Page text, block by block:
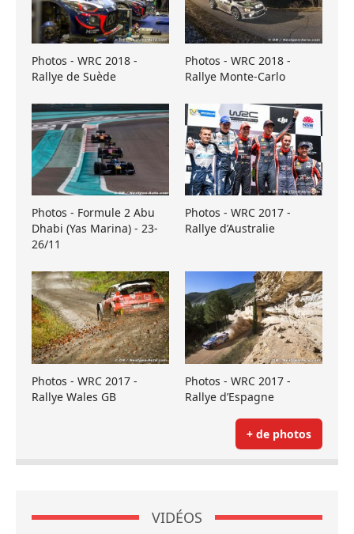
Photos - WRC 2018 -
Rallye de Suède
Photos - WRC 2018 -
Rallye Monte-Carlo
Photos - Formule 2 Abu
Dhabi (Yas Marina) - 23-
26/11
Photos - WRC 2017 -
Rallye d’Australie
Photos - WRC 2017 -
Rallye Wales GB
Photos - WRC 2017 -
Rallye d’Espagne
+ de photos
VIDÉOS